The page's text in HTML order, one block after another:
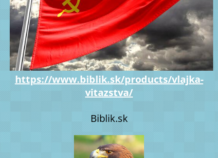
https://www.biblik.sk/products/vlajka-
vitazstva/
Biblik.sk